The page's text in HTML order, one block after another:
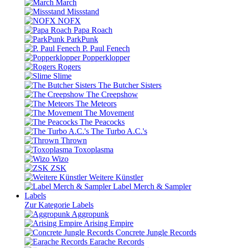
March
Missstand
NOFX
Papa Roach
ParkPunk
P. Paul Fenech
Popperklopper
Rogers
Slime
The Butcher Sisters
The Creepshow
The Meteors
The Movement
The Peacocks
The Turbo A.C.'s
Thrown
Toxoplasma
Wizo
ZSK
Weitere Künstler
Label Merch & Sampler
Labels
Zur Kategorie Labels
Aggropunk
Arising Empire
Concrete Jungle Records
Earache Records